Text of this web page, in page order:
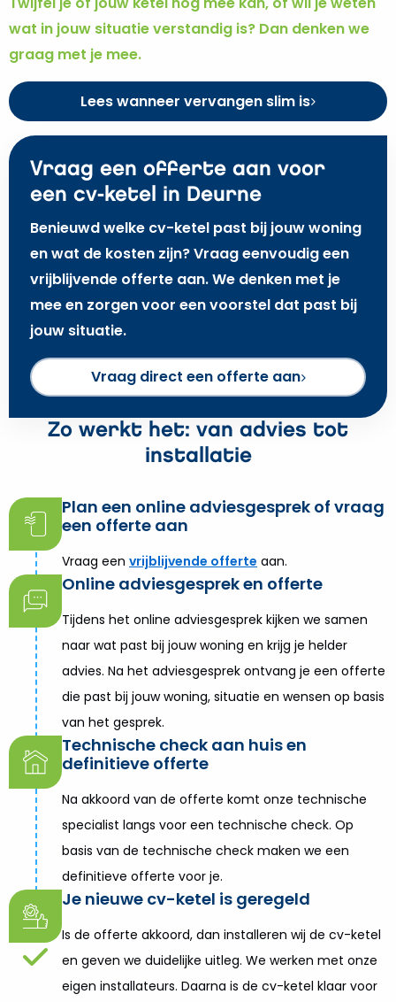
wat in jouw situatie verstandig is? Dan denken we
graag met je mee.
Lees wanneer vervangen slim is
Vraag een offerte aan voor
een cv-ketel in Deurne
Benieuwd welke cv-ketel past bij jouw woning
en wat de kosten zijn? Vraag eenvoudig een
vrijblijvende offerte aan. We denken met je
mee en zorgen voor een voorstel dat past bij
jouw situatie.
Vraag direct een offerte aan
Zo werkt het: van advies tot
installatie
Plan een online adviesgesprek of vraag
een offerte aan
Vraag een vrijblijvende offerte aan.
Online adviesgesprek en offerte
Tijdens het online adviesgesprek kijken we samen
naar wat past bij jouw woning en krijg je helder
advies. Na het adviesgesprek ontvang je een offerte
die past bij jouw woning, situatie en wensen op basis
van het gesprek.
Technische check aan huis en
definitieve offerte
Na akkoord van de offerte komt onze technische
specialist langs voor een technische check. Op
basis van de technische check maken we een
definitieve offerte voor je.
Je nieuwe cv-ketel is geregeld
Is de offerte akkoord, dan installeren wij de cv-ketel
en geven we duidelijke uitleg. We werken met onze
eigen installateurs. Daarna is de cv-ketel klaar voor